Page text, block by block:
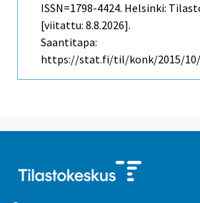
ISSN=1798-4424. Helsinki:
[viitattu: 8.8.2026].
Saantitapa:
https://stat.fi/til/konk/2015/